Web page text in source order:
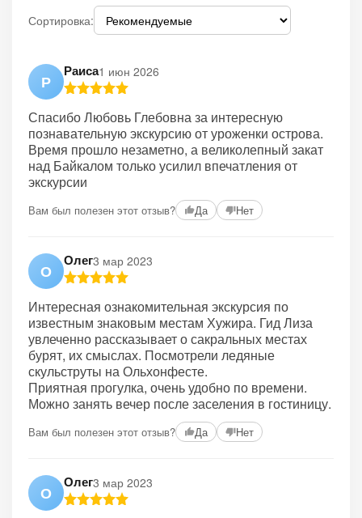
Сортировка:
Р
Раиса1 июн 2026
Спасибо Любовь Глебовна за интересную
познавательную экскурсию от уроженки острова.
Время прошло незаметно, а великолепный закат
над Байкалом только усилил впечатления от
экскурсии
Вам был полезен этот отзыв? Да Нет
О
Олег3 мар 2023
Интересная ознакомительная экскурсия по
известным знаковым местам Хужира. Гид Лиза
увлеченно рассказывает о сакральных местах
бурят, их смыслах. Посмотрели ледяные
скульструты на Ольхонфесте.
Приятная прогулка, очень удобно по времени.
Можно занять вечер после заселения в гостиницу.
Вам был полезен этот отзыв? Да Нет
О
Олег3 мар 2023